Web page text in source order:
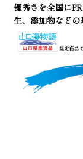
優秀さを全国に
生、添加物などの